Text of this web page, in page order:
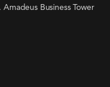
Business Tower